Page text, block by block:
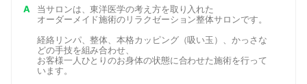
お仕事帰りやお休みの日、自分へのご褒美や定期的なメンテナ
ンスにもぜひご利用ください。
「また来たい」
「ここへ来ると身体も心も軽くなる」
A
当サロンは、東洋医学の考え方を取り入れた
オーダーメイド施術のリラクゼーション整体サロンです。
経絡リンパ、整体、本格カッピング（吸い玉）、かっさな
どの手技を組み合わせ、
お客様一人ひとりのお身体の状態に合わせた施術を行って
います。